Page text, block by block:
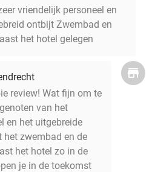
vriendelijk personeel en
ontbijt Zwembad en
het hotel gelegen
review! Wat fijn om te
van het
en het uitgebreide
zwembad en de
het hotel zo in de
je in de toekomst